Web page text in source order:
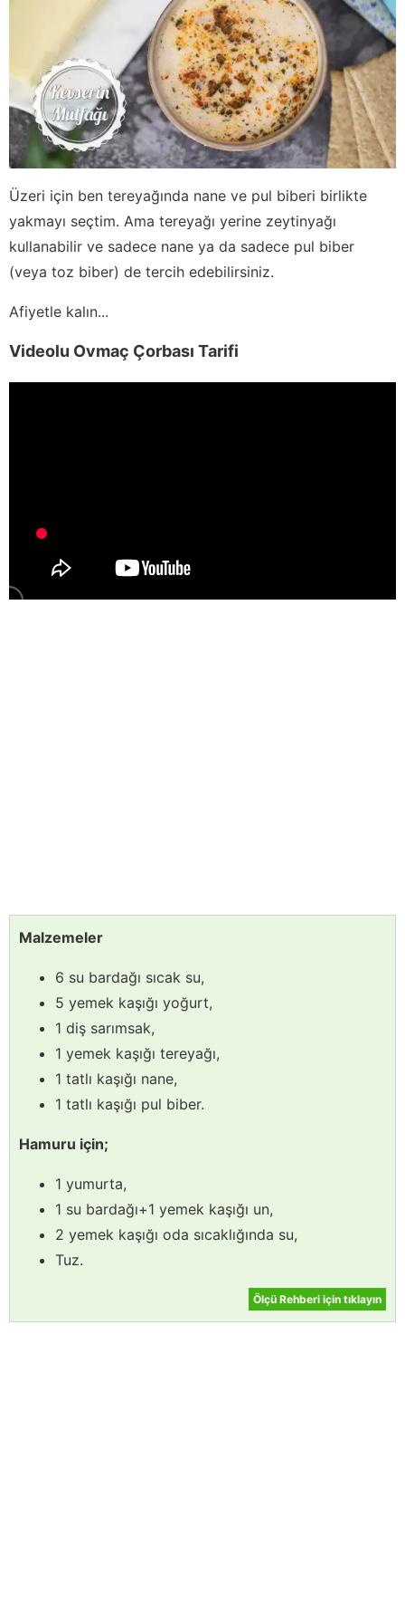
Üzeri için ben tereyağında nane ve pul biberi birlikte
yakmayı seçtim. Ama tereyağı yerine zeytinyağı
kullanabilir ve sadece nane ya da sadece pul biber
(veya toz biber) de tercih edebilirsiniz.
Afiyetle kalın...
Videolu Ovmaç Çorbası Tarifi
Malzemeler
6 su bardağı sıcak su,
5 yemek kaşığı yoğurt,
1 diş sarımsak,
1 yemek kaşığı tereyağı,
1 tatlı kaşığı nane,
1 tatlı kaşığı pul biber.
Hamuru için;
1 yumurta,
1 su bardağı+1 yemek kaşığı un,
2 yemek kaşığı oda sıcaklığında su,
Tuz.
Ölçü Rehberi için tıklayın